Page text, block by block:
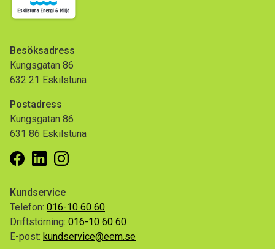
Besöksadress
Kungsgatan 86
632 21 Eskilstuna
Postadress
Kungsgatan 86
631 86 Eskilstuna
Facebook
LinkedinInstagram
Kundservice
Telefon: 016-10 60 60
Driftstörning: 016-10 60 60
E-post: kundservice@eem.se